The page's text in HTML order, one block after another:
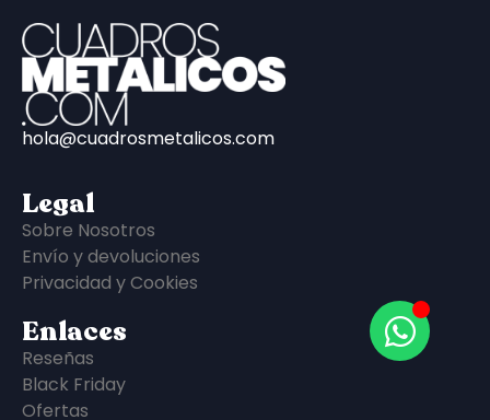
hola@cuadrosmetalicos.com
Legal
Sobre Nosotros
Envío y devoluciones
Privacidad y Cookies
Enlaces
Reseñas
Black Friday
Ofertas